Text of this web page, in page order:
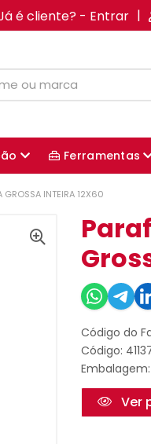
é cliente? - Entrar |
Ferramentas
GROSSA INTEIRA 12X60
Código do
Código:
Embalagem:
Ver